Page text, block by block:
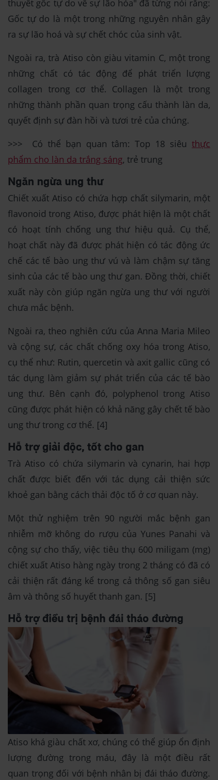
thuyết gốc tự do về sự lão hóa" đã từng nói rằng:
Gốc tự do là một trong những nguyên nhân gây
ra sự lão hoá và sự chết chóc của sinh vật.
Ngoài ra, trà Atiso còn giàu vitamin C, một trong
những chất có tác động để phát triển lượng
collagen trong cơ thể. Collagen là một trong
những thành phần quan trọng cấu thành làn da,
quyết định sự đàn hồi và tươi trẻ của chúng.
>>> Có thể bạn quan tâm: Top 18 siêu thực
phẩm cho làn da trắng sáng, trẻ trung
Ngăn ngừa ung thư
Chiết xuất Atiso có chứa hợp chất silymarin, một
flavonoid trong Atiso, được phát hiện là một chất
có hoạt tính chống ung thư hiệu quả. Cụ thể,
hoạt chất này đã được phát hiện có tác động ức
chế các tế bào ung thư vú và làm chậm sự tăng
sinh của các tế bào ung thư gan. Đồng thời, chiết
xuất này còn giúp ngăn ngừa ung thư với người
chưa mắc bệnh.
Ngoài ra, theo nghiên cứu của Anna Maria Mileo
và cộng sự, các chất chống oxy hóa trong Atiso,
cụ thể như: Rutin, quercetin và axit gallic cũng có
tác dụng làm giảm sự phát triển của các tế bào
ung thư. Bên cạnh đó, polyphenol trong Atiso
cũng được phát hiện có khả năng gây chết tế bào
ung thư trong cơ thể. [4]
Hỗ trợ giải độc, tốt cho gan
Trà Atiso có chứa silymarin và cynarin, hai hợp
chất được biết đến với tác dụng cải thiện sức
khoẻ gan bằng cách thải độc tố ở cơ quan này.
Một thử nghiệm trên 90 người mắc bệnh gan
nhiễm mỡ không do rượu của Yunes Panahi và
cộng sự cho thấy, việc tiêu thụ 600 miligam (mg)
chiết xuất Atiso hàng ngày trong 2 tháng có đã có
cải thiện rất đáng kể trong cả thông số gan siêu
âm và thông số huyết thanh gan. [5]
Hỗ trợ điều trị bệnh đái tháo đường
Atiso khá giàu chất xơ, chúng có thể giúp ổn định
lượng đường trong máu, đây là một điều rất
quan trọng đối với bệnh nhân bị đái tháo đường.